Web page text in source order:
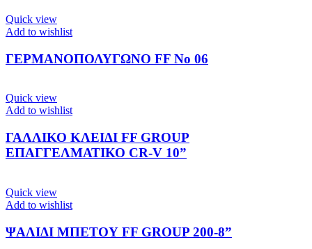
Quick view
Add to wishlist
ΓΕΡΜΑΝΟΠΟΛΥΓΩΝΟ FF No 06
Quick view
Add to wishlist
ΓΑΛΛΙΚΟ ΚΛΕΙΔΙ FF GROUP
ΕΠΑΓΓΕΛΜΑΤΙΚΟ CR-V 10”
Quick view
Add to wishlist
ΨΑΛΙΔΙ ΜΠΕΤΟΥ FF GROUP 200-8”